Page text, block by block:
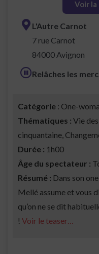
Voir la
L'Autre Carnot
7 rue Carnot
84000 Avignon
Relâches les
Catégorie : One-
Thématiques : Vie
cinquantaine,
Durée : 1h00
Âge du spectateur :
Résumé : Dans son
Mellé assume et vous
qu’on ne se dit
! Voir le teaser…